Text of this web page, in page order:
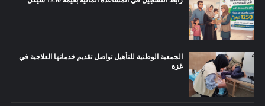
الجمعية الوطنية للتأهيل تواصل تقديم خدماتها العلاجية في
غزة